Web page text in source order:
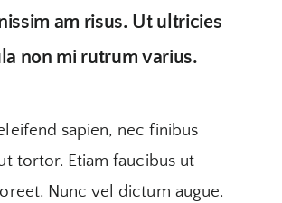
am risus. Ut ultricies
non mi rutrum varius.
sapien, nec finibus
tortor. Etiam faucibus ut
Nunc vel dictum augue.